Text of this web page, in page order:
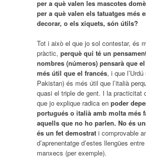
per a què valen les mascotes
per a què valen els tatuatges més
decorar, o els xiquets, són útils?
Tot i això el que jo sol contestar, és
pràctic, perquè qui té un
nombres (números) pensarà que
més útil que el francés, i que
Pakistan) és més útil que l’italià
quasi el triple de gent. I la practicitat
que jo explique radica en poder
portugués o italià amb molta més
aquells que no ho parlen. No és
és un fet demostrati comprovable
d’aprenentatge d’estes llengües
manxecs (per exemple).